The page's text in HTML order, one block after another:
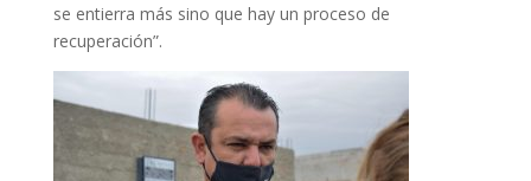
se entierra más sino que hay un proceso de
recuperación”.